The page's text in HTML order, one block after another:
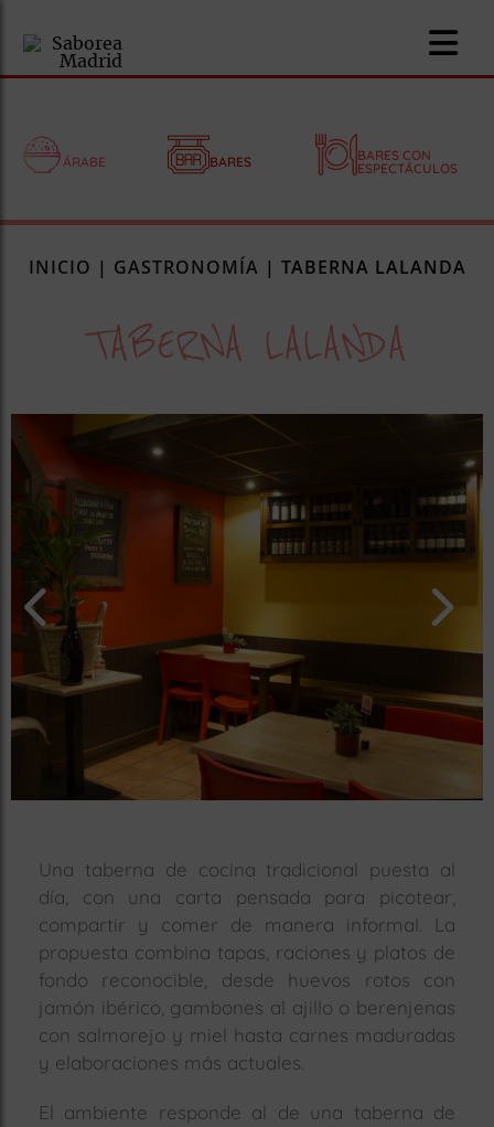
ÁRABE BARES
BARES CON
ESPECTÁCULOS
INICIO | GASTRONOMÍA | TABERNA LALANDA
TABERNA LALANDA
Una taberna de cocina tradicional puesta al
día, con una carta pensada para picotear,
compartir y comer de manera informal. La
propuesta combina tapas, raciones y platos de
fondo reconocible, desde huevos rotos con
jamón ibérico, gambones al ajillo o berenjenas
con salmorejo y miel hasta carnes maduradas
y elaboraciones más actuales.
El ambiente responde al de una taberna de